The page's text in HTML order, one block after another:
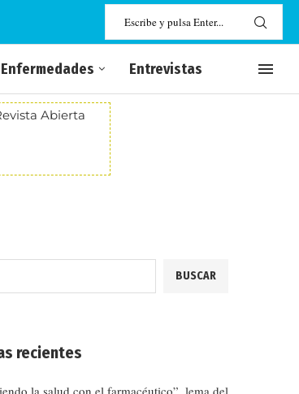
Enfermedades Entrevistas
BUSCAR
recientes
la salud con el farmacéutico”, lema del